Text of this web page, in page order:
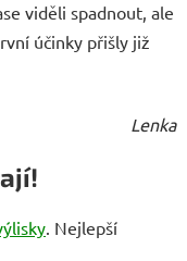
viděli spadnout, ale
účinky přišly již
Lenka
. Nejlepší